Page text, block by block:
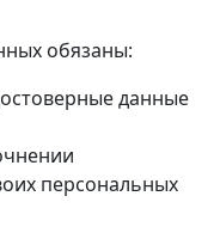
обязаны:
данные
персональных